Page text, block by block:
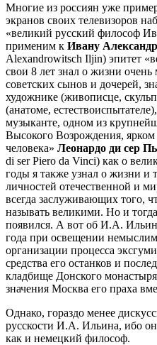
Многие из россиян уже
экранов своих телевизоров
«великий русский философ
применим к Ивану
Alexandrowitsch Iljin) эпитет
свои 8 лет знал о жизни
советских сынов и дочерей,
художнике (живописце,
(анатоме,
музыканте, одном из
Высокого Возрождения,
человека» Леонардо ди сер
di ser Piero da Vinci) как о
годы я также узнал о жизни и
личностей отечественной и
всегда заслуживающих того,
называть великими. Но и
появился. А вот об И.А.
года при освещении
организации процесса
средства его останков и
кладбище Донского
значения Москва его праха
Однако, гораздо менее
русскости И.А. Ильина, ибо
как и немецкий философ.